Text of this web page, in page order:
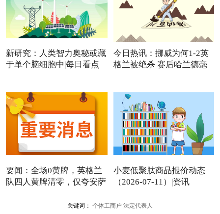
新研究：人类智力奥秘或藏
于单个脑细胞中|每日看点
今日热讯：挪威为何1-2英
格兰被绝杀 赛后哈兰德毫
要闻：全场0黄牌，英格兰
队四人黄牌清零，仅夸安萨
小麦低聚肽商品报价动态
（2026-07-11）|资讯
关键词： 个体工商户 法定代表人